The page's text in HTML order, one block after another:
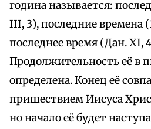
година называется:
III, 3), последние времена
последнее время (Дан. XI,
Продолжительность её в
определена. Конец её
пришествием Иисуса
но начало её будет